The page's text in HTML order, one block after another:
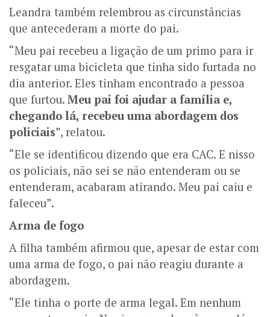
Leandra também relembrou as circunstâncias
que antecederam a morte do pai.
“Meu pai recebeu a ligação de um primo para ir
resgatar uma bicicleta que tinha sido furtada no
dia anterior. Eles tinham encontrado a pessoa
que furtou. Meu pai foi ajudar a família e,
chegando lá, recebeu uma abordagem dos
policiais”, relatou.
“Ele se identificou dizendo que era CAC. E nisso
os policiais, não sei se não entenderam ou se
entenderam, acabaram atirando. Meu pai caiu e
faleceu”.
Arma de fogo
A filha também afirmou que, apesar de estar com
uma arma de fogo, o pai não reagiu durante a
abordagem.
“Ele tinha o porte de arma legal. Em nenhum